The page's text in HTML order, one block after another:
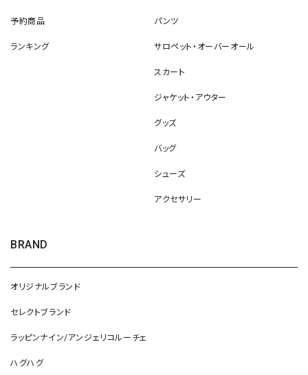
予約商品
ランキング
パンツ
サロペット・オーバーオール
スカート
ジャケット・アウター
グッズ
バッグ
シューズ
アクセサリー
BRAND
オリジナルブランド
セレクトブランド
ラッピンナイン/アンジェリコルーチェ
ハグハグ